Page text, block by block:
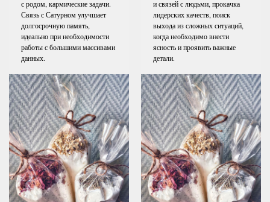
с родом, кармические задачи.
Связь с Сатурном улучшает
долгосрочную память,
идеально при необходимости
работы с большими массивами
данных.
и связей с людьми, прокачка
лидерских качеств, поиск
выхода из сложных ситуаций,
когда необходимо внести
ясность и проявить важные
детали.